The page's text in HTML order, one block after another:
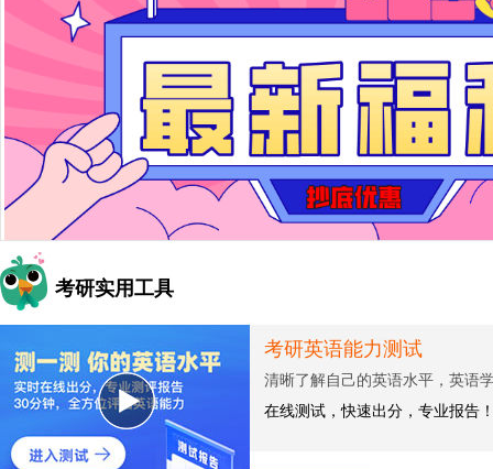
考研实用工具
考研英语能力测试
清晰了解自己的英语水平，英语
在线测试，快速出分，专业报告